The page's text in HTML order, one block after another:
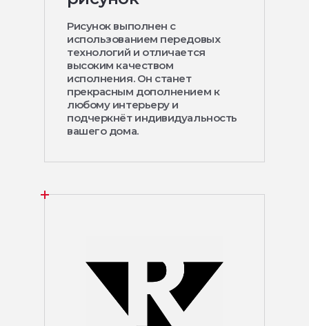
Рисунок выполнен с
использованием передовых
технологий и отличается
высоким качеством
исполнения. Он станет
прекрасным дополнением к
любому интерьеру и
подчеркнёт индивидуальность
вашего дома.